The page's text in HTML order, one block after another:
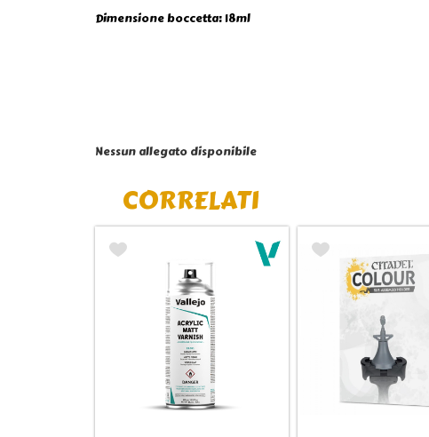
Dimensione boccetta: 18ml
Nessun allegato disponibile
CORRELATI